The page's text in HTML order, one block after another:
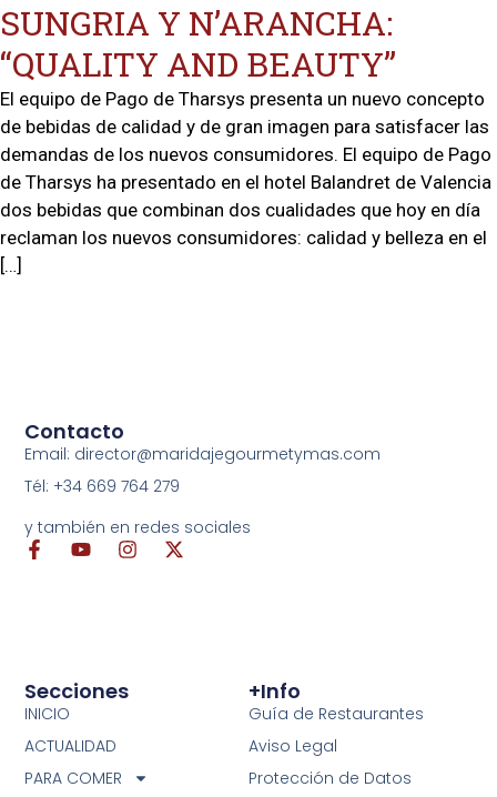
SUNGRIA Y N’ARANCHA:
“QUALITY AND BEAUTY”
El equipo de Pago de Tharsys presenta un nuevo concepto
de bebidas de calidad y de gran imagen para satisfacer las
demandas de los nuevos consumidores. El equipo de Pago
de Tharsys ha presentado en el hotel Balandret de Valencia
dos bebidas que combinan dos cualidades que hoy en día
reclaman los nuevos consumidores: calidad y belleza en el
[…]
+info
Guía de Restaurantes
Aviso Legal
Protección de Datos
Secciones
INICIO
ACTUALIDAD
PARA COMER
Contacto
Email: director@maridajegourmetymas.com
Tél: +34 669 764 279
y también en redes sociales